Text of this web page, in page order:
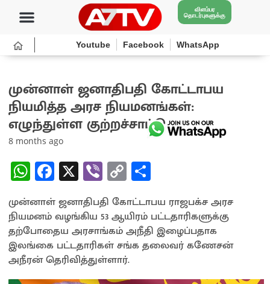
விளம்பர
தொடர்புகளுக்கு
Youtube Facebook WhatsApp
முன்னாள் ஜனாதிபதி கோட்டாபய
நியமித்த அரச நியமனங்கள்:
எழுந்துள்ள குற்றச்சாட்டு
8 months ago
W
h
at
sA
p
p
Fa
ce
b
o
o
k
X Vi
b
er
C
o
py
Li
n
k
ar
e
முன்னாள் ஜனாதிபதி கோட்டாபய ராஜபக்ச அரச
நியமனம் வழங்கிய 53 ஆயிரம் பட்டதாரிகளுக்கு
தற்போதைய அரசாங்கம் அநீதி இழைப்பதாக
இலங்கை பட்டதாரிகள் சங்க தலைவர் கணேசன்
அநீரன் தெரிவித்துள்ளார்.